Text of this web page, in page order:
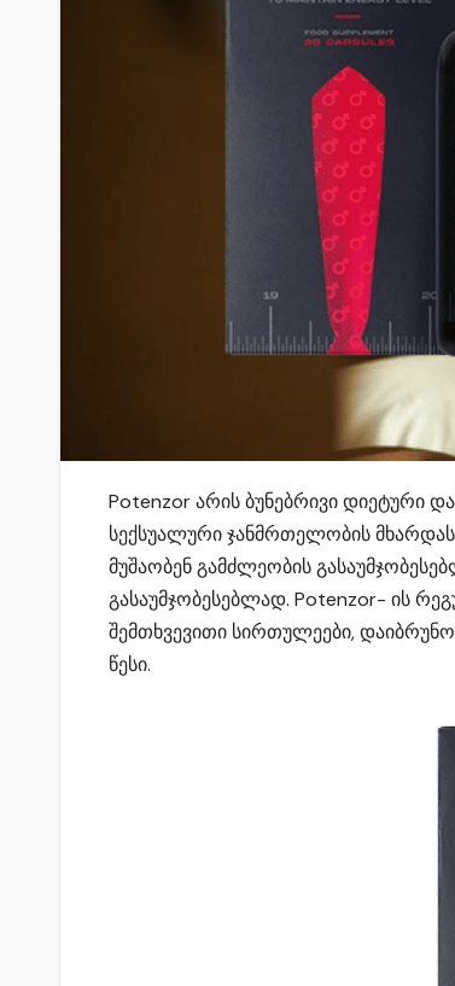
Potenzor არის ბუნებრივი დიეტური
სექსუალური ჯანმრთელობის
მუშაობენ გამძლეობის
გასაუმჯობესებლად. Potenzor- ის
შემთხვევითი სირთულეები,
წესი.